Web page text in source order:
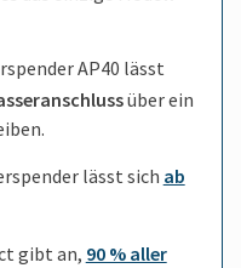
AP40 lässt
über ein
lässt sich ab
gibt an, 90 % aller